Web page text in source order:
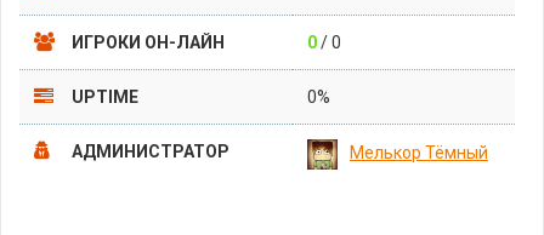
ИГРОКИ ОН-ЛАЙН 0/ 0
UPTIME 0%
АДМИНИСТРАТОР Мелькор Тёмный